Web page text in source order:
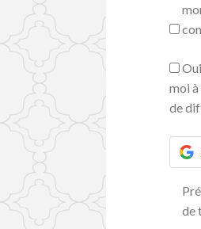
moi
de
de